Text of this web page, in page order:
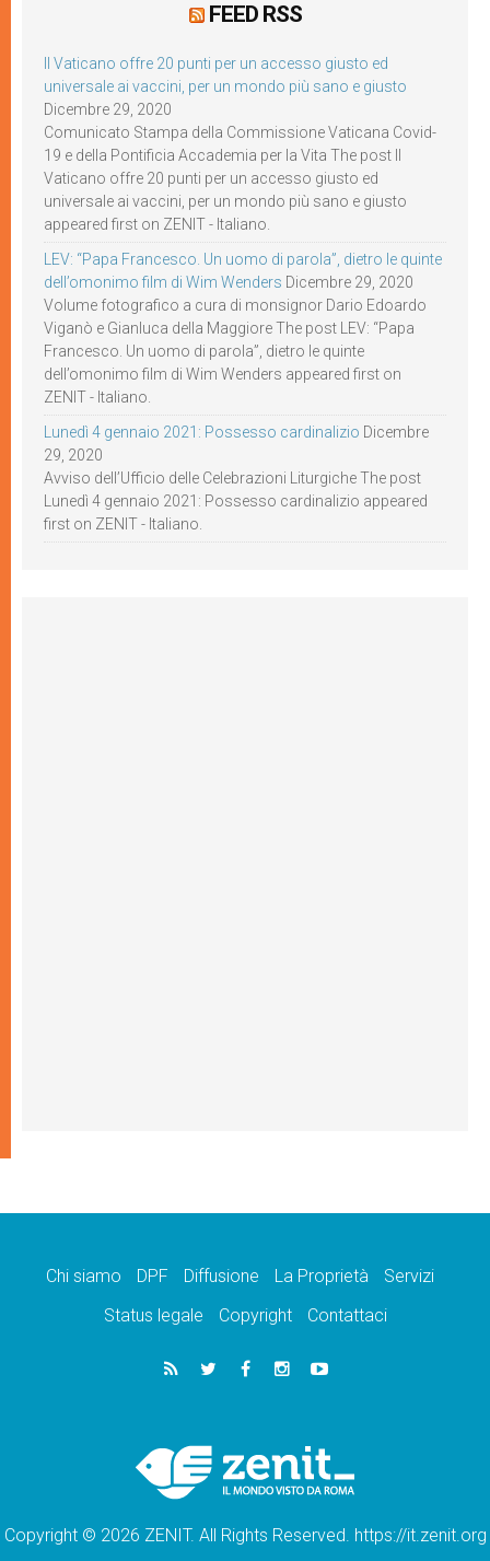
FEED RSS
Il Vaticano offre 20 punti per un accesso giusto ed
universale ai vaccini, per un mondo più sano e giusto
Dicembre 29, 2020
Comunicato Stampa della Commissione Vaticana Covid-
19 e della Pontificia Accademia per la Vita The post Il
Vaticano offre 20 punti per un accesso giusto ed
universale ai vaccini, per un mondo più sano e giusto
appeared first on ZENIT - Italiano.
LEV: “Papa Francesco. Un uomo di parola”, dietro le quinte
dell’omonimo film di Wim Wenders Dicembre 29, 2020
Volume fotografico a cura di monsignor Dario Edoardo
Viganò e Gianluca della Maggiore The post LEV: “Papa
Francesco. Un uomo di parola”, dietro le quinte
dell’omonimo film di Wim Wenders appeared first on
ZENIT - Italiano.
Lunedì 4 gennaio 2021: Possesso cardinalizio Dicembre
29, 2020
Avviso dell’Ufficio delle Celebrazioni Liturgiche The post
Lunedì 4 gennaio 2021: Possesso cardinalizio appeared
first on ZENIT - Italiano.
Chi siamo DPF Diffusione La Proprietà
Servizi
Status legale
Copyright Contattaci
Copyright © 2026 ZENIT. All Rights Reserved. https://it.zenit.org